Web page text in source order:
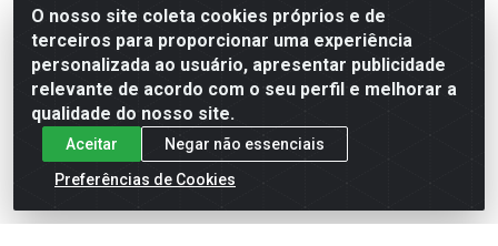
O nosso site coleta cookies próprios e de
terceiros para proporcionar uma experiência
personalizada ao usuário, apresentar publicidade
relevante de acordo com o seu perfil e melhorar a
qualidade do nosso site.
Aceitar
Negar não essenciais
Preferências de Cookies
V. C. Ferragens LTDA - Rua do Matoso, 132 - Praça da
Bandeira, Rio de Janeiro/ RJ - CEP 20.270-135 - CNPJ
12.324.723/0001-25
Todas as regras de promoções, descontos, preços e
prazos de pagamento e entrega expostos aqui são
válidos apenas para compras via internet. Preços e
estoque sujeito a alterações sem aviso prévio.